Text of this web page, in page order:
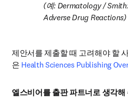
(예: Dermatology /
Adverse Drug Reactions)
제안서를 제출할 때 고려해야 할
은 Health Sciences Publishing
엘스비어를 출판 파트너로 생각